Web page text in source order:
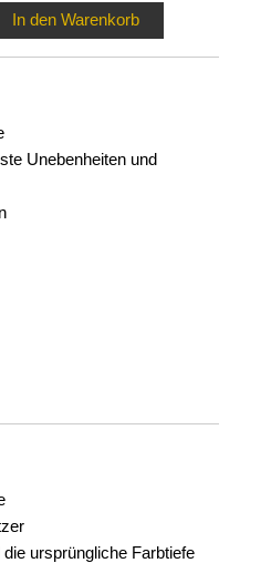
In den Warenkorb
Unebenheiten und
ursprüngliche Farbtiefe